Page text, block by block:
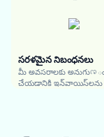
సరళమైన నిబంధనలు
మీ అవసరాలకు
చేయడానికి ఇన్‌వాయిస్‌లను